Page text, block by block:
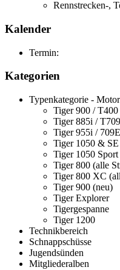
Rennstrecken-,
Kalender
Termin:
Kategorien
Typenkategorie -
Tiger 900 / T400
Tiger 885i / T709
Tiger 955i /
Tiger 1050 & SE
Tiger 1050 Sport
Tiger 800 (alle
Tiger 800 XC
Tiger 900 (neu)
Tiger Explorer
Tigergespanne
Tiger 1200
Technikbereich
Schnappschüsse
Jugendsünden
Mitgliederalben